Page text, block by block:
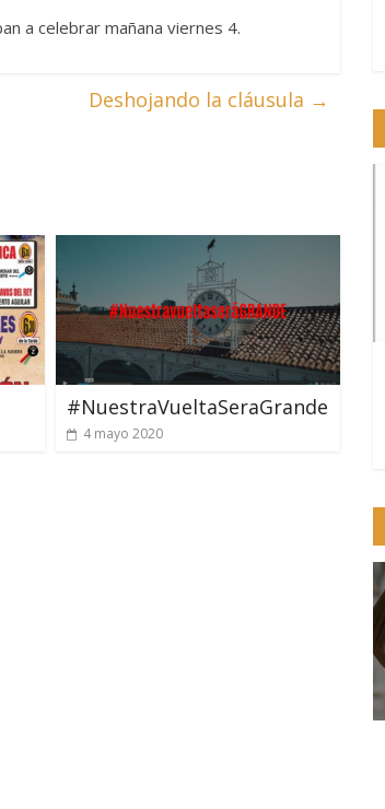
a celebrar mañana viernes 4.
Deshojando la cláusula →
#NuestraVueltaSeraGrande
4 mayo 2020